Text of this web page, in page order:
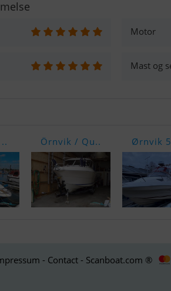
Motor
Mast og
Örnvik / Qu.. Ørnvik
- Contact - Scanboat.com ®